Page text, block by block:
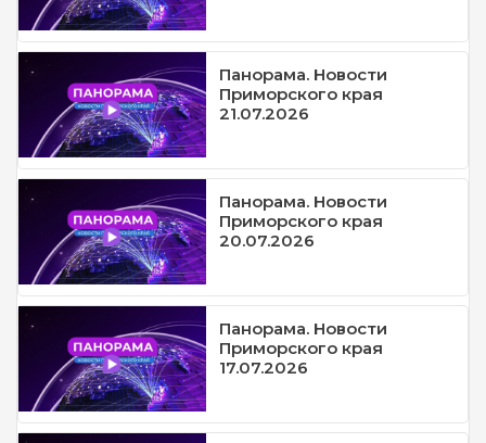
Панорама. Новости
Приморского края
21.07.2026
Панорама. Новости
Приморского края
20.07.2026
Панорама. Новости
Приморского края
17.07.2026